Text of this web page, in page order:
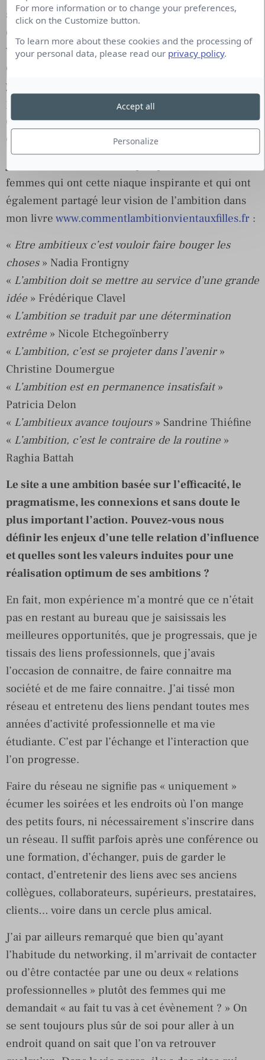
s’élever socialement, ou réaliser des choses pour
elles et/ou pour les autres, qui veulent créer, qui
veulent influencer, qui veulent diriger… A chacun
et chacune sa voie, mais derrière toute ambition il
y a une force et une envie, ça c’est certain ! Et
puis, qui dit réalisation dit forcément à un moment
donné prise de risque car sortie de sa zone de
confort !
femmes qui ont cette niaque inspirante et qui ont
également partagé leur vision de l’ambition dans
mon livre www.commentlambitionvientauxfilles.fr :
« Etre ambitieux c’est vouloir faire bouger les
choses» Nadia Frontigny
« L’ambition doit se mettre au service d’une grande
idée » Frédérique Clavel
« L’ambition se traduit par une détermination
extrême » Nicole Etchegoïnberry
« L’ambition, c’est se projeter dans l’avenir»
Christine Doumergue
« L’ambition est en permanence insatisfait»
Patricia Delon
« L’ambitieux avance toujours» Sandrine Thiéfine
« L’ambition, c’est le contraire de la routine »
Raghia Battah
Le site a une ambition basée sur l’efficacité, le
pragmatisme, les connexions et sans doute le
plus important l’action. Pouvez-vous nous
définir les enjeux d’une telle relation d’influence
et quelles sont les valeurs induites pour une
réalisation optimum de ses ambitions ?
En fait, mon expérience m’a montré que ce n’était
pas en restant au bureau que je saisissais les
meilleures opportunités, que je progressais, que je
tissais des liens professionnels, que j’avais
l’occasion de connaitre, de faire connaitre ma
société et de me faire connaitre. J’ai tissé mon
réseau et entretenu des liens pendant toutes mes
années d’activité professionnelle et ma vie
étudiante. C’est par l’échange et l’interaction que
l’on progresse.
Faire du réseau ne signifie pas « uniquement »
écumer les soirées et les endroits où l’on mange
des petits fours, ni nécessairement s’inscrire dans
un réseau. Il suffit parfois après une conférence ou
une formation, d’échanger, puis de garder le
contact, d’entretenir des liens avec ses anciens
collègues, collaborateurs, supérieurs, prestataires,
clients… voire dans un cercle plus amical.
J’ai par ailleurs remarqué que bien qu’ayant
l’habitude du networking, il m’arrivait de contacter
ou d’être contactée par une ou deux « relations
professionnelles » plutôt des femmes qui me
demandait « au fait tu vas à cet évènement ? » On
se sent toujours plus sûr de soi pour aller à un
endroit quand on sait que l’on va retrouver
For more information or to change your preferences,
click on the Customize button.
To learn more about these cookies and the processing of
your personal data, please read our privacy policy.
Personalize
Accept all